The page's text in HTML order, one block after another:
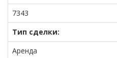
7343
Тип сделки:
Аренда